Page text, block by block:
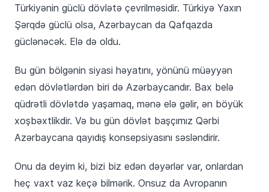
Türkiyənin güclü dövlətə çevrilməsidir. Türkiyə Yaxın
Şərqdə güclü olsa, Azərbaycan da Qafqazda
güclənəcək. Elə də oldu.
Bu gün bölgənin siyasi həyatını, yönünü müəyyən
edən dövlətlərdən biri də Azərbaycandır. Bax belə
qüdrətli dövlətdə yaşamaq, mənə elə gəlir, ən böyük
xoşbəxtlikdir. Və bu gün dövlət başçımız Qərbi
Azərbaycana qayıdış konsepsiyasını səsləndirir.
Onu da deyim ki, bizi biz edən dəyərlər var, onlardan
heç vaxt vaz keçə bilmərik. Onsuz da Avropanın